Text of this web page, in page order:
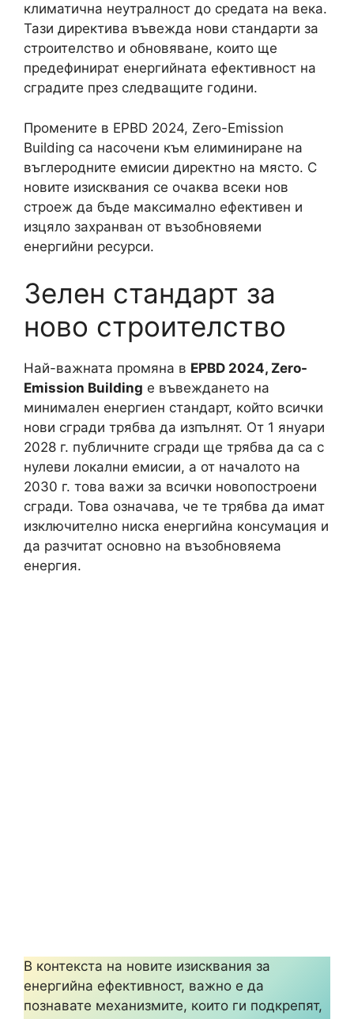
климатична неутралност до средата на века.
Тази директива въвежда нови стандарти за
строителство и обновяване, които ще
предефинират енергийната ефективност на
сградите през следващите години.
Промените в EPBD 2024, Zero-Emission
Building са насочени към елиминиране на
въглеродните емисии директно на място. С
новите изисквания се очаква всеки нов
строеж да бъде максимално ефективен и
изцяло захранван от възобновяеми
енергийни ресурси.
Зелен стандарт за
ново строителство
Най-важната промяна в EPBD 2024, Zero-
Emission Building е въвеждането на
минимален енергиен стандарт, който всички
нови сгради трябва да изпълнят. От 1 януари
2028 г. публичните сгради ще трябва да са с
нулеви локални емисии, а от началото на
2030 г. това важи за всички новопостроени
сгради. Това означава, че те трябва да имат
изключително ниска енергийна консумация и
да разчитат основно на възобновяема
енергия.
В контекста на новите изисквания за
енергийна ефективност, важно е да
познавате механизмите, които ги подкрепят,